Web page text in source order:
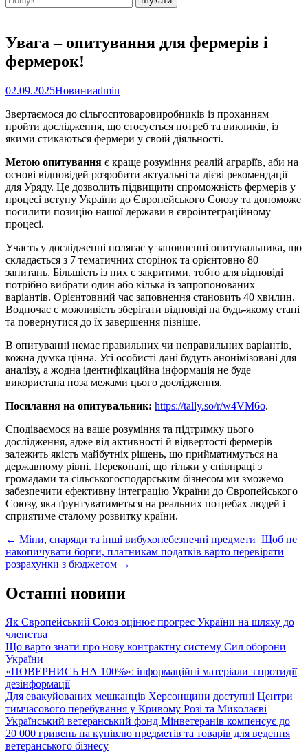
Увага – опитування для фермерів і
фермерок!
02.09.2025Новиниadmin
Звертаємося до сільгосптоваровиробників із проханням
пройти дослідження, що стосується потреб та викликів, із
якими стикаються фермери у своїй діяльності.
Метою опитування є краще розуміння реалій аграріїв, аби на
основі відповідей розробити актуальні та дієві рекомендації
для Уряду. Це дозволить підвищити спроможність фермерів у
процесі вступу України до Європейського Союзу та допоможе
посилити позицію нашої держави в євроінтеграційному
процесі.
Участь у дослідженні полягає у заповненні опитувальника, що
складається з 7 тематичних сторінок та орієнтовно 80
запитань. Більшість із них є закритими, тобто для відповіді
потрібно вибрати один або кілька із запропонованих
варіантів. Орієнтовний час заповнення становить 40 хвилин.
Водночас є можливість зберігати відповіді на будь-якому етапі
та повернутися до їх завершення пізніше.
В опитуванні немає правильних чи неправильних варіантів,
кожна думка цінна. Усі особисті дані будуть анонімізовані для
аналізу, а жодна ідентифікаційна інформація не буде
використана поза межами цього дослідження.
Посилання на опитувальник: https://tally.so/r/w4VM6o.
Сподіваємося на ваше розуміння та підтримку цього
дослідження, адже від активності й відвертості фермерів
залежить якість майбутніх рішень, що прийматимуться на
державному рівні. Переконані, що тільки у співпраці з
громадами та сільськогосподарським бізнесом ми зможемо
забезпечити ефективну інтеграцію України до Європейського
Союзу, яка ґрунтуватиметься на реальних потребах людей і
сприятиме сталому розвитку країни.
Post
navigation
← Міни, снаряди та інші вибухонебезпечні предмети Щоб не
накопичувати борги, платникам податків варто перевіряти
розрахунки з бюджетом →
Останні новини
Як Європейський Союз оцінює прогрес України на шляху до
членства
Що варто знати про нову контрактну систему Сил оборони
України
«ПОВЕРНИСЬ НА 100%»: інформаційні матеріали з протидії
дезінформації
Для евакуйованих мешканців Херсонщини доступні Центри
тимчасового перебування у Кривому Розі та Миколаєві
Український ветеранський фонд Мінветеранів компенсує до
20 000 гривень на купівлю предметів та товарів для ведення
ветеранського бізнесу